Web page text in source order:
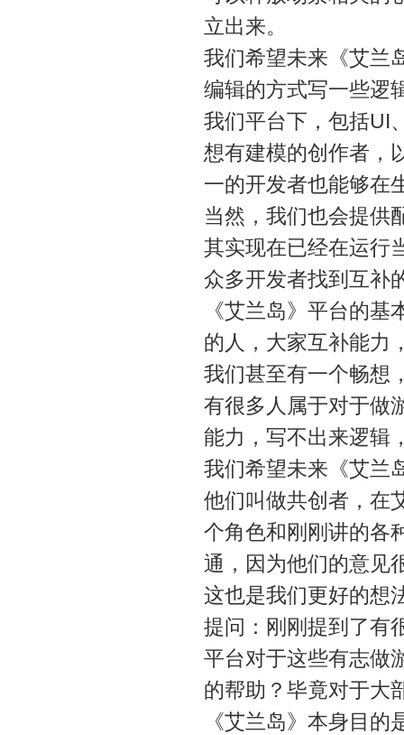
立出来。
我们希望未来《艾兰
编辑的方式写一些逻
我们平台下，包括UI
想有建模的创作者，
一的开发者也能够在
当然，我们也会提供
其实现在已经在运行
众多开发者找到互补
《艾兰岛》平台的
的人，大家互补能力
我们甚至有一个畅想
有很多人属于对于做
能力，写不出来逻辑
我们希望未来《艾兰
他们叫做共创者，在
个角色和刚刚讲的各
通，因为他们的意见
这也是我们更好的想
提问：刚刚提到了有
平台对于这些有志做
的帮助？毕竟对于大
《艾兰岛》本身目